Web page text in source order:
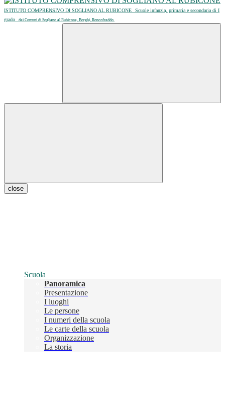
ISTITUTO COMPRENSIVO DI SOGLIANO AL RUBICONE
Scuole infanzia, primaria e secondaria di I
grado
dei Comuni di Sogliano al Rubicone, Borghi, Roncofreddo
close
Scuola
Panoramica
Presentazione
I luoghi
Le persone
I numeri della scuola
Le carte della scuola
Organizzazione
La storia